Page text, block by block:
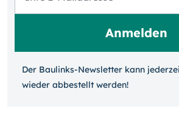
Der Baulinks-Newsletter kann
wieder ab­bestellt werden!